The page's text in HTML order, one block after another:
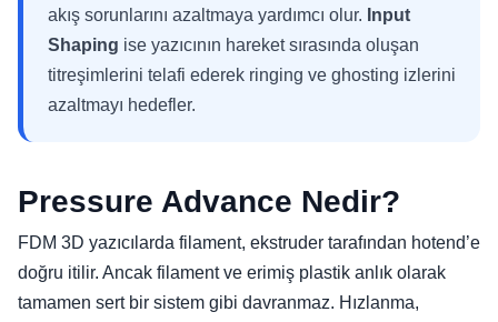
akış sorunlarını azaltmaya yardımcı olur. Input
Shaping ise yazıcının hareket sırasında oluşan
titreşimlerini telafi ederek ringing ve ghosting izlerini
azaltmayı hedefler.
Pressure Advance Nedir?
FDM 3D yazıcılarda filament, ekstruder tarafından hotend’e
doğru itilir. Ancak filament ve erimiş plastik anlık olarak
tamamen sert bir sistem gibi davranmaz. Hızlanma,